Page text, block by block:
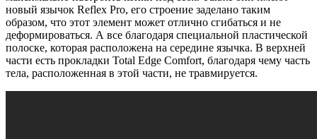
новый язычок Reflex Pro, его строение заделано таким
образом, что этот элемент может отлично сгибаться и не
деформироваться. А все благодаря специальной пластической
полоске, которая расположена на середине язычка. В верхней
части есть прокладки Total Edge Comfort, благодаря чему часть
тела, расположенная в этой части, не травмируется.